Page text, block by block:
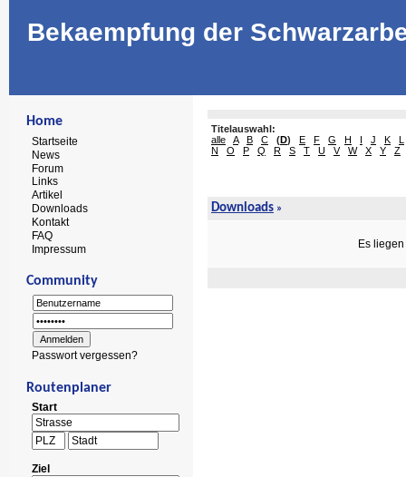
Bekaempfung der
Home
Startseite
News
Forum
Links
Artikel
Downloads
Kontakt
FAQ
Impressum
Community
Passwort vergessen?
Routenplaner
Start
Ziel
Titelauswahl:
alle
A B C (D) E F G H I J K
L
N
O P Q R S T U V W X Y Z
Downloads »
Es